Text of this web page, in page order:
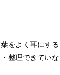
をよく耳にす
整理できてい